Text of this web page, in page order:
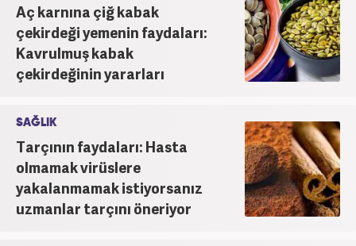
Aç karnına çiğ kabak
çekirdeği yemenin faydaları:
Kavrulmuş kabak
çekirdeğinin yararları
SAĞLIK
Tarçının faydaları: Hasta
olmamak virüslere
yakalanmamak istiyorsanız
uzmanlar tarçını öneriyor